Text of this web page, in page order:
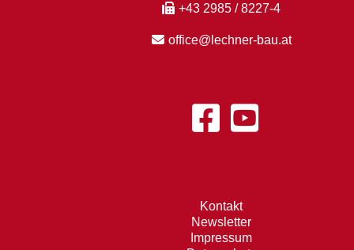
+43 2985 / 8227-4
office@lechner-bau.at
Kontakt
Newsletter
Impressum